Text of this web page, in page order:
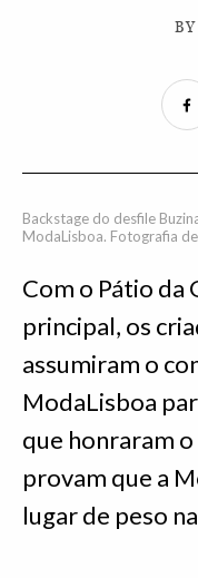
Backstage do desfile
ModaLisboa. Fotografia
Com o Pátio da
principal, os
assumiram o
ModaLisboa
que honraram
provam que a
lugar de peso